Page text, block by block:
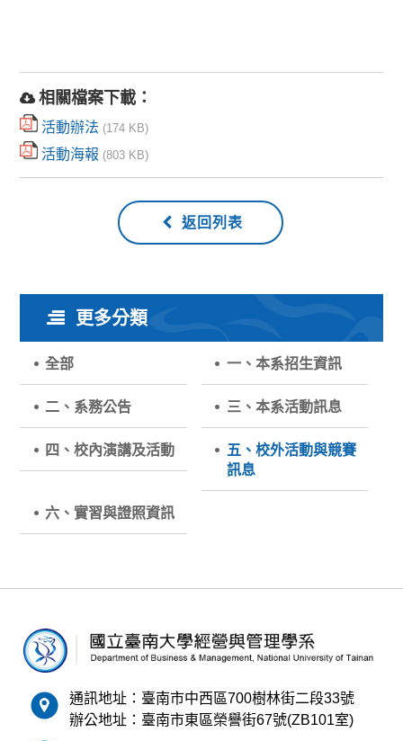
相關檔案下載：
活動辦法 (174 KB)
活動海報 (803 KB)
返回列表
更多分類
全部 一、本系招生資訊
二、系務公告 三、本系活動訊息
四、校內演講及活動
五、校外活動與競賽
訊息
六、實習與證照資訊
通訊地址：臺南市中西區700樹林街二段33號
辦公地址：臺南市東區榮譽街67號(ZB101室)